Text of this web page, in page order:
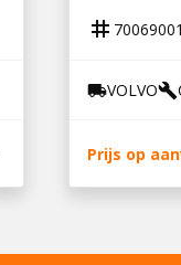
tag
local_shippingVOLVObuild
Prijs op